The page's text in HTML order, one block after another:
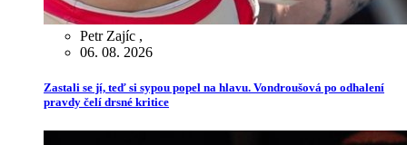
Petr Zajíc ,
06. 08. 2026
Zastali se jí, teď si sypou popel na hlavu. Vondroušová po odhalení
pravdy čelí drsné kritice